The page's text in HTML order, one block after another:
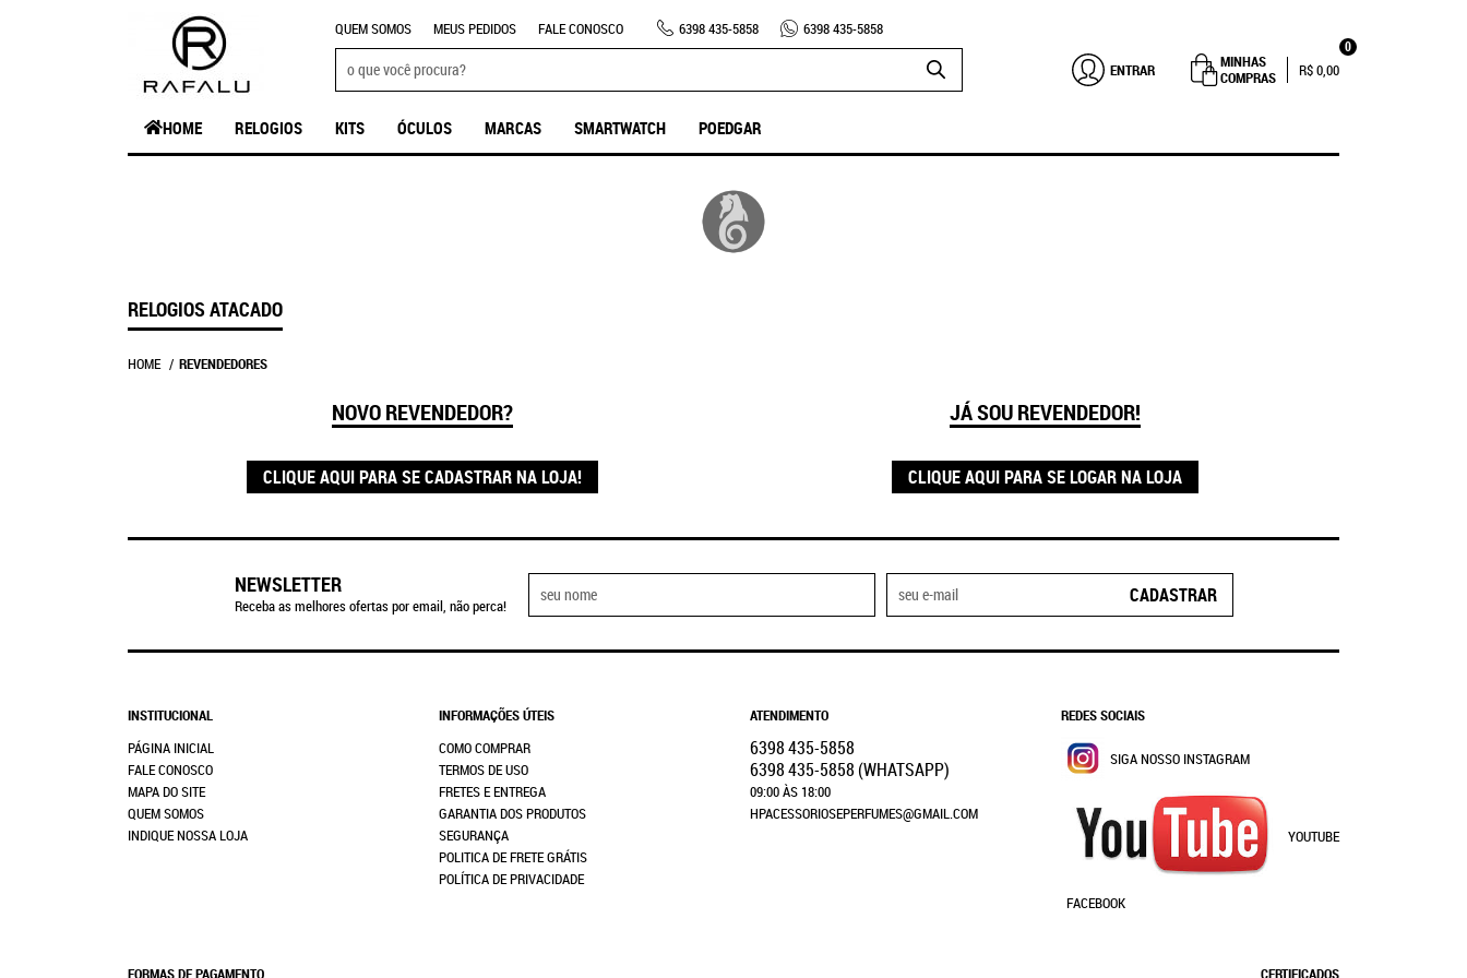
QUEM SOMOS MEUS PEDIDOS FALE CONOSCO 6398435-5858 6398435-5858
ENTRAR
MINHAS
COMPRAS
0
R$ 0,00
HOME RELOGIOS KITS ÓCULOS MARCAS SMARTWATCH POEDGAR
RELOGIOS ATACADO
HOME REVENDEDORES
NOVO REVENDEDOR?
CLIQUE AQUI PARA SE CADASTRAR NA LOJA!
JÁ SOU REVENDEDOR!
CLIQUE AQUI PARA SE LOGAR NA LOJA
NEWSLETTER
Receba as melhores ofertas por email, não perca! CADASTRAR
INSTITUCIONAL
PÁGINA INICIAL
FALE CONOSCO
MAPA DO SITE
QUEM SOMOS
INDIQUE NOSSA LOJA
INFORMAÇÕES ÚTEIS
COMO COMPRAR
TERMOS DE USO
FRETES E ENTREGA
GARANTIA DOS PRODUTOS
SEGURANÇA
POLITICA DE FRETE GRÁTIS
POLÍTICA DE PRIVACIDADE
ATENDIMENTO
6398435-5858
6398435-5858 (WHATSAPP)
09:00 ÀS 18:00
HPACESSORIOSEPERFUMES@GMAIL.COM
REDES SOCIAIS
SIGA NOSSO INSTAGRAM
YOUTUBE
FACEBOOK
FORMAS DE PAGAMENTO CERTIFICADOS